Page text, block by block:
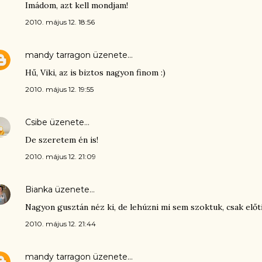
Imádom, azt kell mondjam!
2010. május 12. 18:56
mandy tarragon üzenete…
Hű, Viki, az is biztos nagyon finom :)
2010. május 12. 19:55
Csibe üzenete…
De szeretem én is!
2010. május 12. 21:09
Bianka üzenete…
Nagyon gusztán néz ki, de lehúzni mi sem szoktuk, csak
2010. május 12. 21:44
mandy tarragon üzenete…